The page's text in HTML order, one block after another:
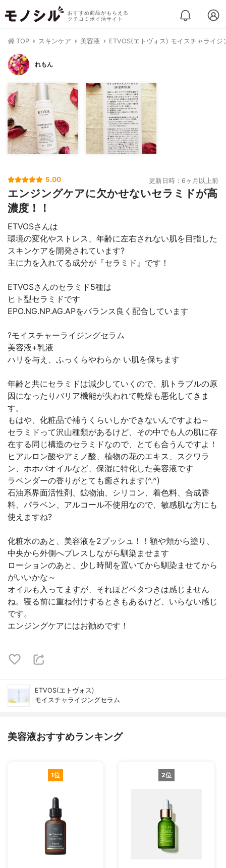
おすすめ商品がもらえる
クチコミポイ活サイト
TOP スキンケア 美容液 ETVOS(エトヴォス) モイスチャライジ
れもん
5.00 更新日時：6ヶ月以上前
エンジングケアに欠かせないセラミドが高
濃度！！
ETVOSさんは
環境の変化やストレス、年齢に左右されない肌を目指した
スキンケアを開発されています?
主に力を入れてる成分が『セラミド』です！
ETVOSさんのセラミド5種は
ヒト型セラミドです
EPO.NG.NP.AG.APをバランス良く配合しています
?モイスチャーライジングセラム
美容液+乳液
ハリを与え、ふっくらやわらか い肌を保ちます
年齢と共にセラミドは減少していくので、肌トラブルの原
因になったりバリア機能が失われて乾燥も悪化してきま
す。
もはや、化粧品で補うくらいしかできないんですよね～
セラミドって沢山種類があるけど、その中でも人の肌に存
在する同じ構造のセラミドなので、とても合うんですよ！
ヒアルロン酸やアミノ酸、植物の花のエキス、スクワラ
ン、ホホバオイルなど、保湿に特化した美容液です
ラベンダーの香りがとても癒されます(^.^)
石油系界面活性剤、鉱物油、シリコン、着色料、合成香
料、パラベン、アルコール不使用なので、敏感肌な方にも
使えますね?
化粧水のあと、美容液を2プッシュ！！額や頬から塗り、
中央から外側へプレスしながら馴染ませます
ローションのあと、少し時間を置いてから馴染ませてから
がいいかな～
オイルも入ってますが、それほどベタつきは感じません
ね。寝る前に重ね付けするときもあるけど、いらない感じ
です。
エンジングケアにはお勧めです！
ETVOS(エトヴォス)
モイスチャライジングセラム
美容液おすすめランキング
1位 2位